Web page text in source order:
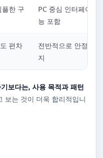
한 구
PC 중심 인터페이스,
능 포함
편차
전반적으로 안정적
지
보다는, 사용 목적과 패턴
보는 것이 더욱 합리적입니